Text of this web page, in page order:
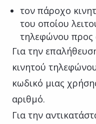
τον πάροχο
του οποίου
τηλεφώνου προς
Για την
κινητού
κωδικό μιας
αριθμό.
Για την